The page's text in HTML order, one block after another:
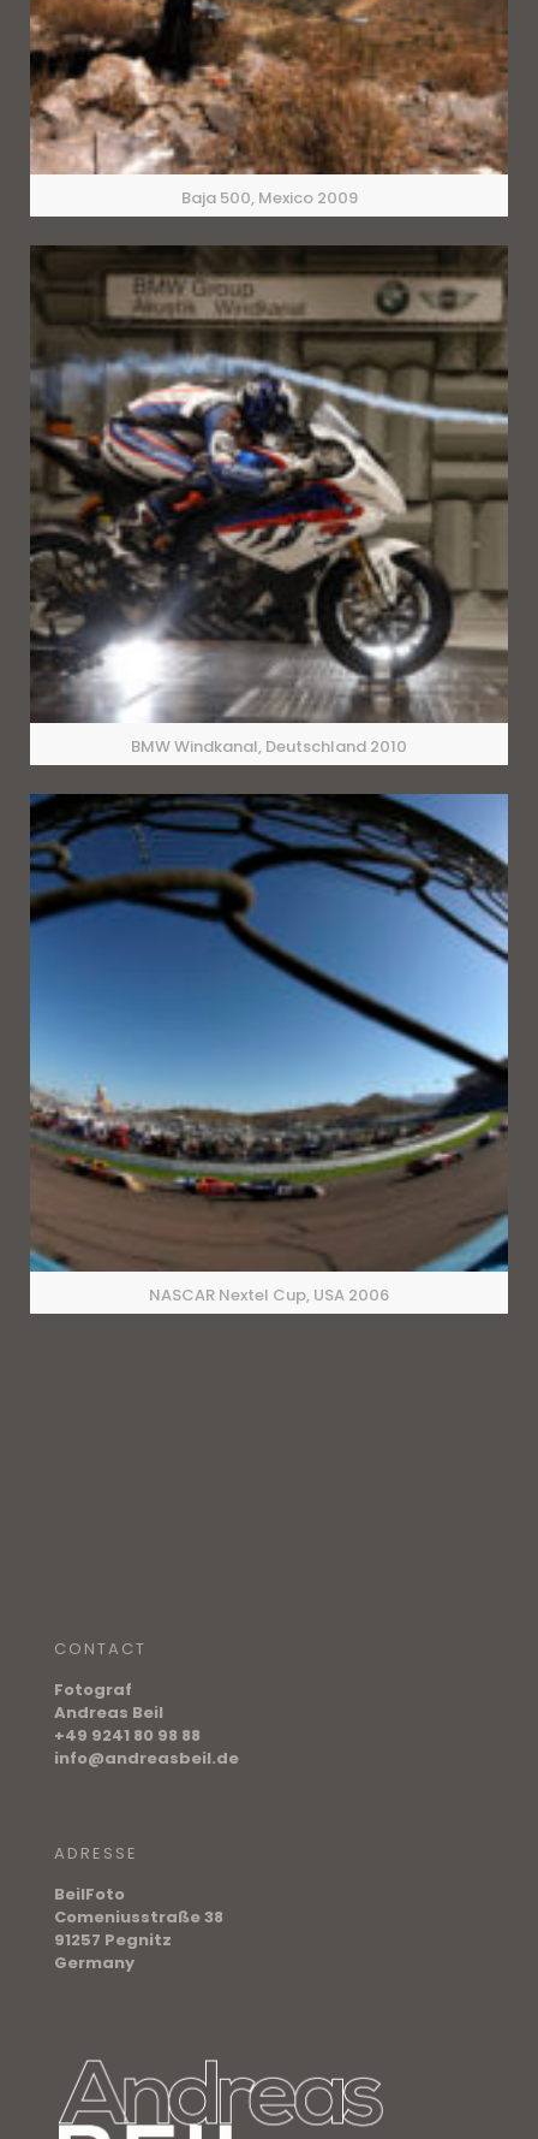
Baja 500, Mexico 2009
BMW Windkanal, Deutschland 2010
NASCAR Nextel Cup, USA 2006
CONTACT
Fotograf
Andreas Beil
+49 9241 80 98 88
info@andreasbeil.de
ADRESSE
BeilFoto
Comeniusstraße 38
91257 Pegnitz
Germany